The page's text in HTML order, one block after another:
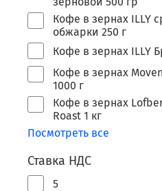
Кофе в зернах ILLY
обжарки 250 г
Кофе в зернах ILLY
Кофе в зернах
1000 г
Кофе в зернах
Roast 1 кг
Посмотреть все
Ставка НДС
5